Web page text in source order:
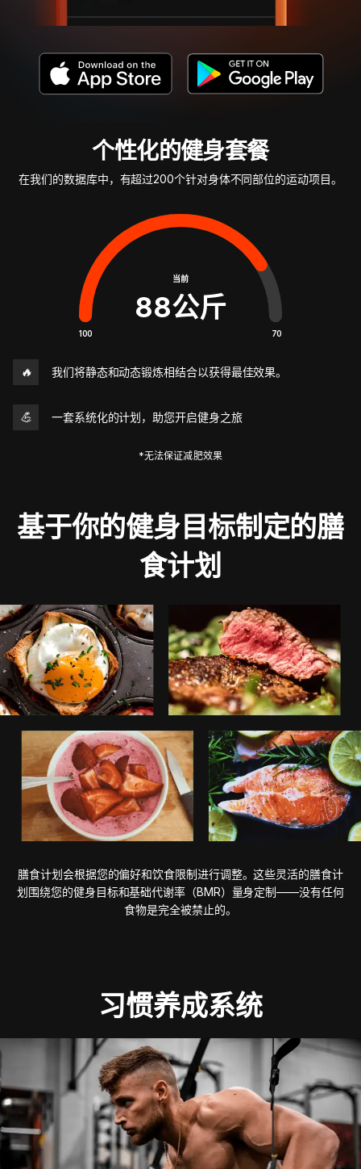
个性化的健身套餐
在我们的数据库中，有超过200个针对身体不同部位的运动项目。
当前
88公斤
100 70
🔥 我们将静态和动态锻炼相结合以获得最佳效果。
💪 一套系统化的计划，助您开启健身之旅
*无法保证减肥效果
基于你的健身目标制定的膳
食计划
膳食计划会根据您的偏好和饮食限制进行调整。这些灵活的膳食计
划围绕您的健身目标和基础代谢率（BMR）量身定制——没有任何
食物是完全被禁止的。
习惯养成系统